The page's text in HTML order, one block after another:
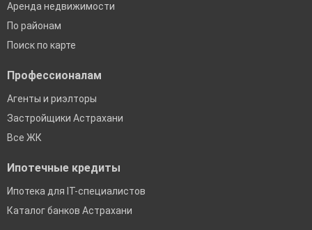
Аренда недвижимости
По районам
Поиск по карте
Профессионалам
Агенты и риэлторы
Застройщики Астрахани
Все ЖК
Ипотечные кредиты
Ипотека для IT-специалистов
Каталог банков Астрахани